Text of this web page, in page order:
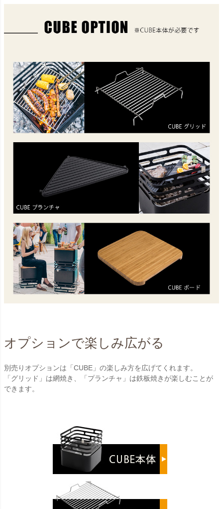
オプションで楽しみ広がる
別売りオプションは「CUBE」の楽しみ方を広げてくれます。
「グリッド」は網焼き、「プランチャ」は鉄板焼きが楽しむことが
できます。